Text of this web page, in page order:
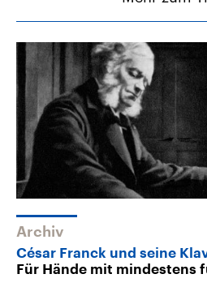
Archiv
César Franck und seine
Für Hände mit mindestens